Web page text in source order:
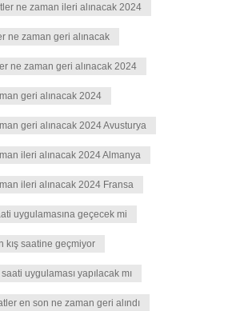
ne zaman ileri alınacak 2024
ne zaman geri alınacak
ne zaman geri alınacak 2024
geri alınacak 2024
geri alınacak 2024 Avusturya
ileri alınacak 2024 Almanya
ileri alınacak 2024 Fransa
uygulamasına geçecek mi
kış saatine geçmiyor
uygulaması yapılacak mı
en son ne zaman geri alındı